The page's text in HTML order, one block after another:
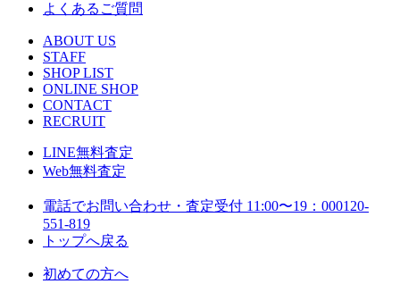
よくあるご質問
ABOUT US
STAFF
SHOP LIST
ONLINE SHOP
CONTACT
RECRUIT
LINE無料査定
Web無料査定
電話でお問い合わせ・査定受付 11:00〜19：000120-
551-819
トップへ戻る
初めての方へ